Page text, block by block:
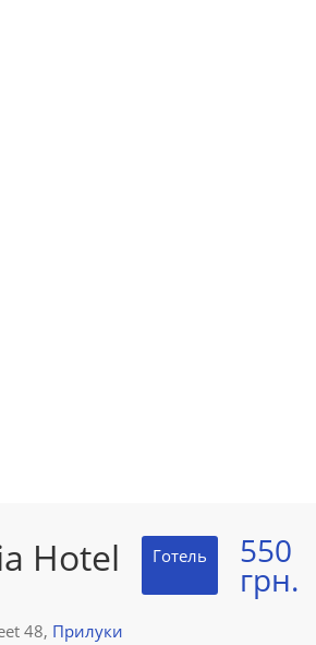
Hotel Готель 550
грн.
48, Прилуки